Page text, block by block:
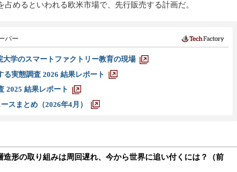
占めるといわれる欧米市場で、先行販売する計画だ。
パー
大学のスマートファクトリー教育の現場
る実態調査 2026 結果レポート
2025 結果レポート
スまとめ（2026年4月）
造形の取り組みは周回遅れ、今から世界に追い付くには？（前